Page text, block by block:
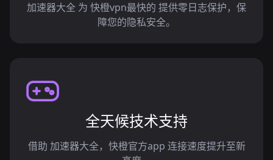
加速器大全 为 快橙vpn最快的 提供零日志保护，保
障您的隐私安全。
全天候技术支持
借助 加速器大全，快橙官方app 连接速度提升至新